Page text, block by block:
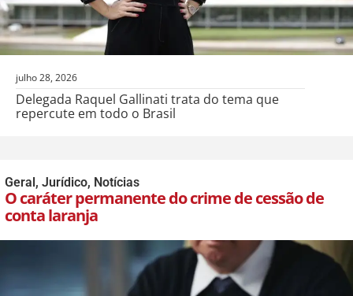
julho 28, 2026
Delegada Raquel Gallinati trata do tema que
repercute em todo o Brasil
Geral, Jurídico, Notícias
O caráter permanente do crime de cessão de
conta laranja